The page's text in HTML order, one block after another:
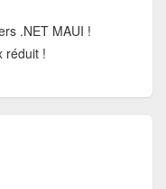
.NET MAUI !
réduit !